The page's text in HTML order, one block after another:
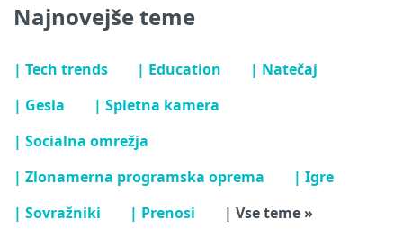
Najnovejše teme
| Tech trends | Education
| Natečaj
| Gesla
| Spletna kamera
| Socialna omrežja
| Zlonamerna programska oprema
| Igre
| Sovražniki
| Prenosi | Vse teme »